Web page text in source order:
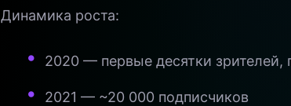
Динамика роста:
2020 — первые десятки зрителей,
2021 — ~20 000 подписчиков